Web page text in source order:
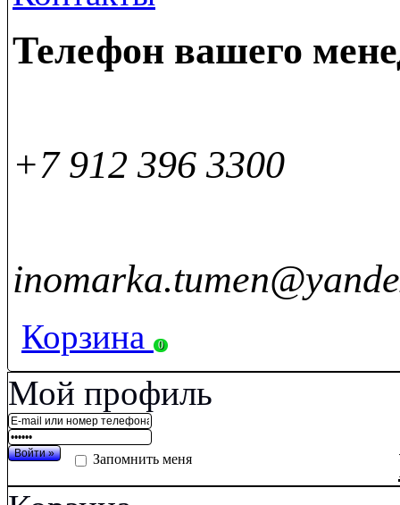
Телефон вашего
+7 912 396 3300
Корзина 0
Мой профиль
Запомнить меня